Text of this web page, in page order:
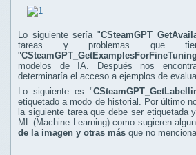
Lo siguiente sería "
tareas y problemas que
"
modelos de IA. Después nos
determinaría el acceso a ejemplos de
Lo siguiente es "
etiquetado a modo de historial. Por último
la siguiente tarea que debe ser
ML (Machine Learning) como sugieren
de la imagen y otras más que no